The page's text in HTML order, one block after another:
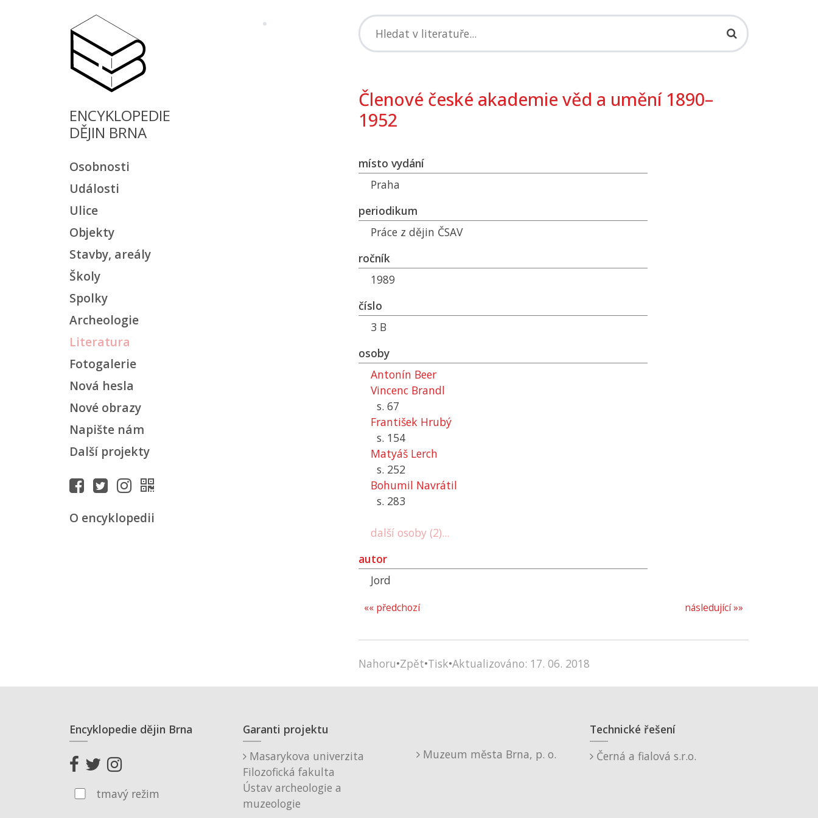
ENCYKLOPEDIE
DĚJIN BRNA
Osobnosti
Události
Ulice
Objekty
Stavby, areály
Školy
Spolky
Archeologie
Literatura
Fotogalerie
Nová hesla
Nové obrazy
Napište nám
Další projekty
O encyklopedii
Členové české akademie věd a umění 1890–
1952
místo vydání
Praha
periodikum
Práce z dějin ČSAV
ročník
1989
číslo
3 B
osoby
Antonín Beer
Vincenc Brandl
s. 67
František Hrubý
s. 154
Matyáš Lerch
s. 252
Bohumil Navrátil
s. 283
další osoby (2)...
autor
Jord
následující »»
«« předchozí
Nahoru•Zpět•Tisk•Aktualizováno: 17. 06. 2018
Encyklopedie dějin Brna
tmavý režim
Garanti projektu
Masarykova univerzita
Filozofická fakulta
Ústav archeologie a
muzeologie
Muzeum města Brna, p. o.
Technické řešení
Černá a fialová s.r.o.